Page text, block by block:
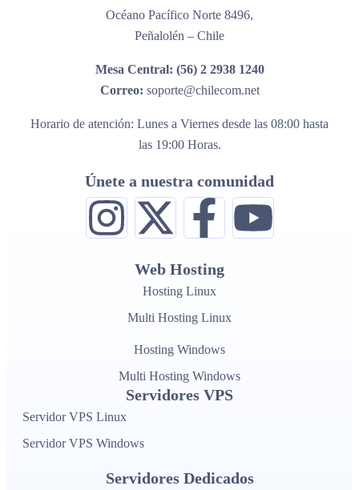
Océano Pacífico Norte 8496,
Peñalolén – Chile
Mesa Central: (56) 2 2938 1240
Correo: soporte@chilecom.net
Horario de atención: Lunes a Viernes desde las 08:00 hasta
las 19:00 Horas.
Únete a nuestra comunidad
Web Hosting
Hosting Linux
Multi Hosting Linux
Hosting Windows
Multi Hosting Windows
Servidores VPS
Servidor VPS Linux
Servidor VPS Windows
Servidores Dedicados